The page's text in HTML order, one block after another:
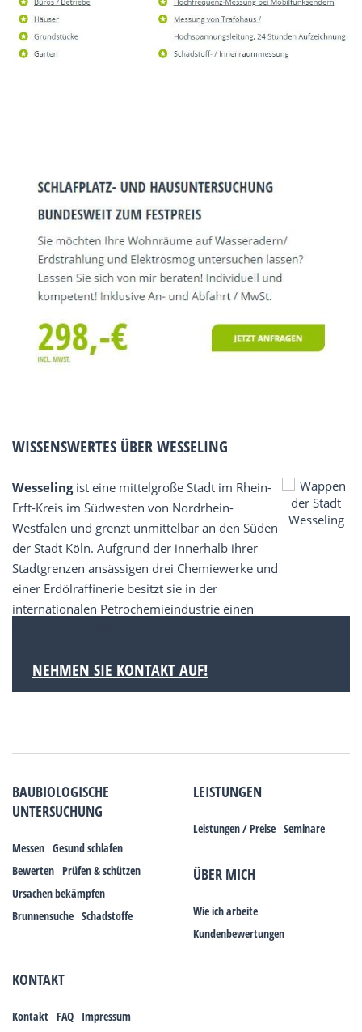
WISSENSWERTES ÜBER WESSELING
Wesselingist eine mittelgroße Stadt im Rhein-
Erft-Kreis im Südwesten von Nordrhein-
Westfalen und grenzt unmittelbar an den Süden
der Stadt Köln. Aufgrund der innerhalb ihrer
Stadtgrenzen ansässigen drei Chemiewerke und
einer Erdölraffinerie besitzt sie in der
internationalen Petrochemieindustrie einen
NEHMEN SIE KONTAKT AUF!
BAUBIOLOGISCHE
UNTERSUCHUNG
Messen Gesund schlafen
Bewerten Prüfen & schützen
Ursachen bekämpfen
Brunnensuche Schadstoffe
LEISTUNGEN
Leistungen / Preise Seminare
ÜBER MICH
Wie ich arbeite
Kundenbewertungen
KONTAKT
Kontakt FAQ Impressum